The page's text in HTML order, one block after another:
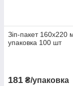
Зіп-пакет 160х220
упаковка 100 шт
181 ₴/упаковка